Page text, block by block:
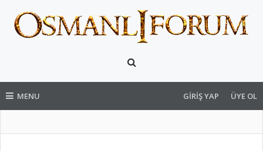
MENU GIRIŞ YAP ÜYE OL